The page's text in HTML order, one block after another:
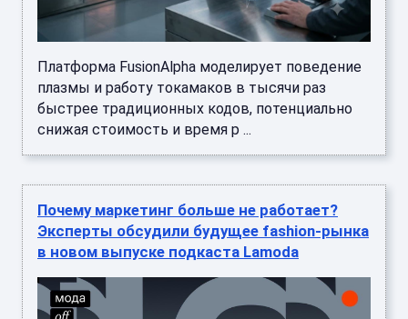
Платформа FusionAlpha моделирует поведение
плазмы и работу токамаков в тысячи раз
быстрее традиционных кодов, потенциально
снижая стоимость и время р ...
Почему маркетинг больше не работает?
Эксперты обсудили будущее fashion-рынка
в новом выпуске подкаста Lamoda